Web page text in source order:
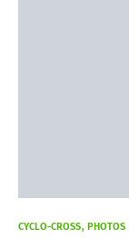
CYCLO-CROSS PHOTOS